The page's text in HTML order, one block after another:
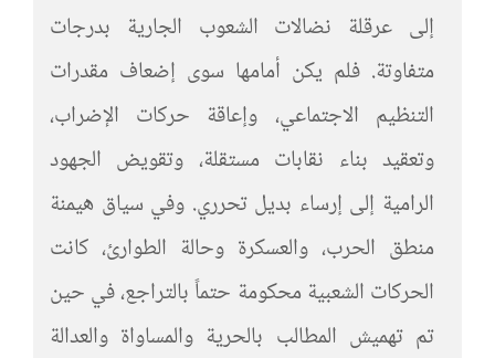
إلى عرقلة نضالات الشعوب الجارية بدرجات
متفاوتة. فلم يكن أمامها سوى إضعاف مقدرات
التنظيم الاجتماعي، وإعاقة حركات الإضراب،
وتعقيد بناء نقابات مستقلة، وتقويض الجهود
الرامية إلى إرساء بديل تحرري. وفي سياق هيمنة
منطق الحرب، والعسكرة وحالة الطوارئ، كانت
الحركات الشعبية محكومة حتماً بالتراجع، في حين
تم تهميش المطالب بالحرية والمساواة والعدالة